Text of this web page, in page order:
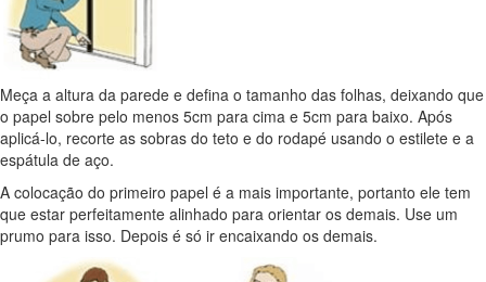
Meça a altura da parede e defina o tamanho das folhas, deixando que
o papel sobre pelo menos 5cm para cima e 5cm para baixo. Após
aplicá-lo, recorte as sobras do teto e do rodapé usando o estilete e a
espátula de aço.
A colocação do primeiro papel é a mais importante, portanto ele tem
que estar perfeitamente alinhado para orientar os demais. Use um
prumo para isso. Depois é só ir encaixando os demais.